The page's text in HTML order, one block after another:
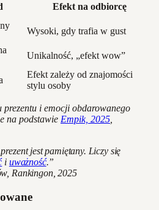
Efekt na odbiorcę
Wysoki, gdy trafia w gust
Unikalność, „efekt wow”
Efekt zależy od znajomości
stylu osoby
prezentu i emocji obdarowanego
na podstawie Empik, 2025
jest pamiętany. Liczy się
i uważność.”
Rankingon, 2025